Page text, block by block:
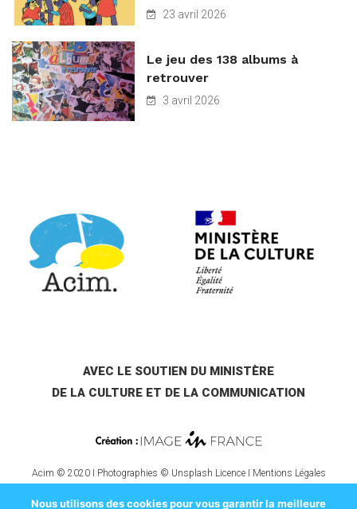
23 avril 2026
Le jeu des 138 albums à
retrouver
3 avril 2026
AVEC LE SOUTIEN DU MINISTÈRE
DE LA CULTURE ET DE LA COMMUNICATION
Acim © 2020 I Photographies © Unsplash Licence I Mentions Légales
Nous utilisons des cookies pour vous garantir la meilleure